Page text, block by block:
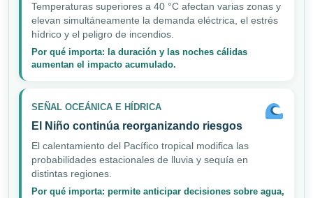
Temperaturas superiores a 40 °C afectan varias zonas y
elevan simultáneamente la demanda eléctrica, el estrés
hídrico y el peligro de incendios.
Por qué importa: la duración y las noches cálidas
aumentan el impacto acumulado.
SEÑAL OCEÁNICA E HÍDRICA
El Niño continúa reorganizando riesgos
El calentamiento del Pacífico tropical modifica las
probabilidades estacionales de lluvia y sequía en
distintas regiones.
Por qué importa: permite anticipar decisiones sobre agua,